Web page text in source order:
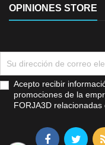
OPINIONES STORE
Acepto recibir
promociones de la
FORJA3D